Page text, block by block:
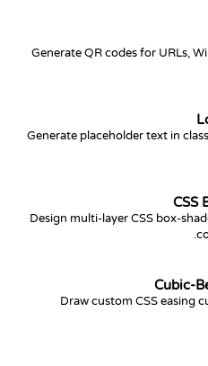
Generate QR codes for URLs,
Generate placeholder text in
CSS
Design multi-layer CSS box-
Cubic-
Draw custom CSS easing